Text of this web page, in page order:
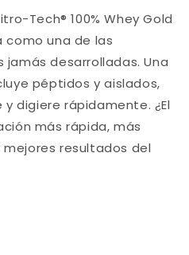
Tech® 100% Whey Gold
como una de las
desarrolladas. Una
péptidos y aislados,
digiere rápidamente. ¿El
más rápida, más
resultados del